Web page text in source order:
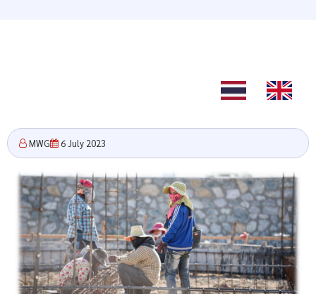
MWG 6 July 2023